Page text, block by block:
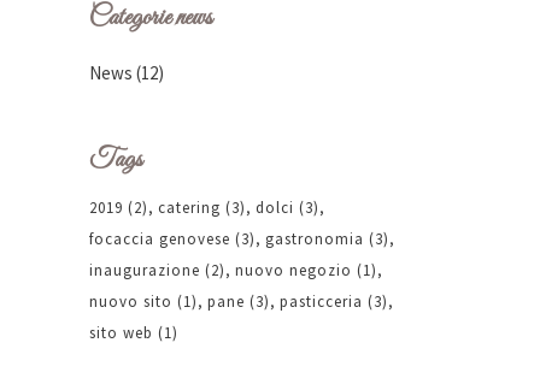
Categorie news
News (12)
Tags
2019 (2) catering (3) dolci (3)
focaccia genovese (3) gastronomia (3)
inaugurazione (2) nuovo negozio (1)
nuovo sito (1) pane (3) pasticceria (3)
sito web (1)